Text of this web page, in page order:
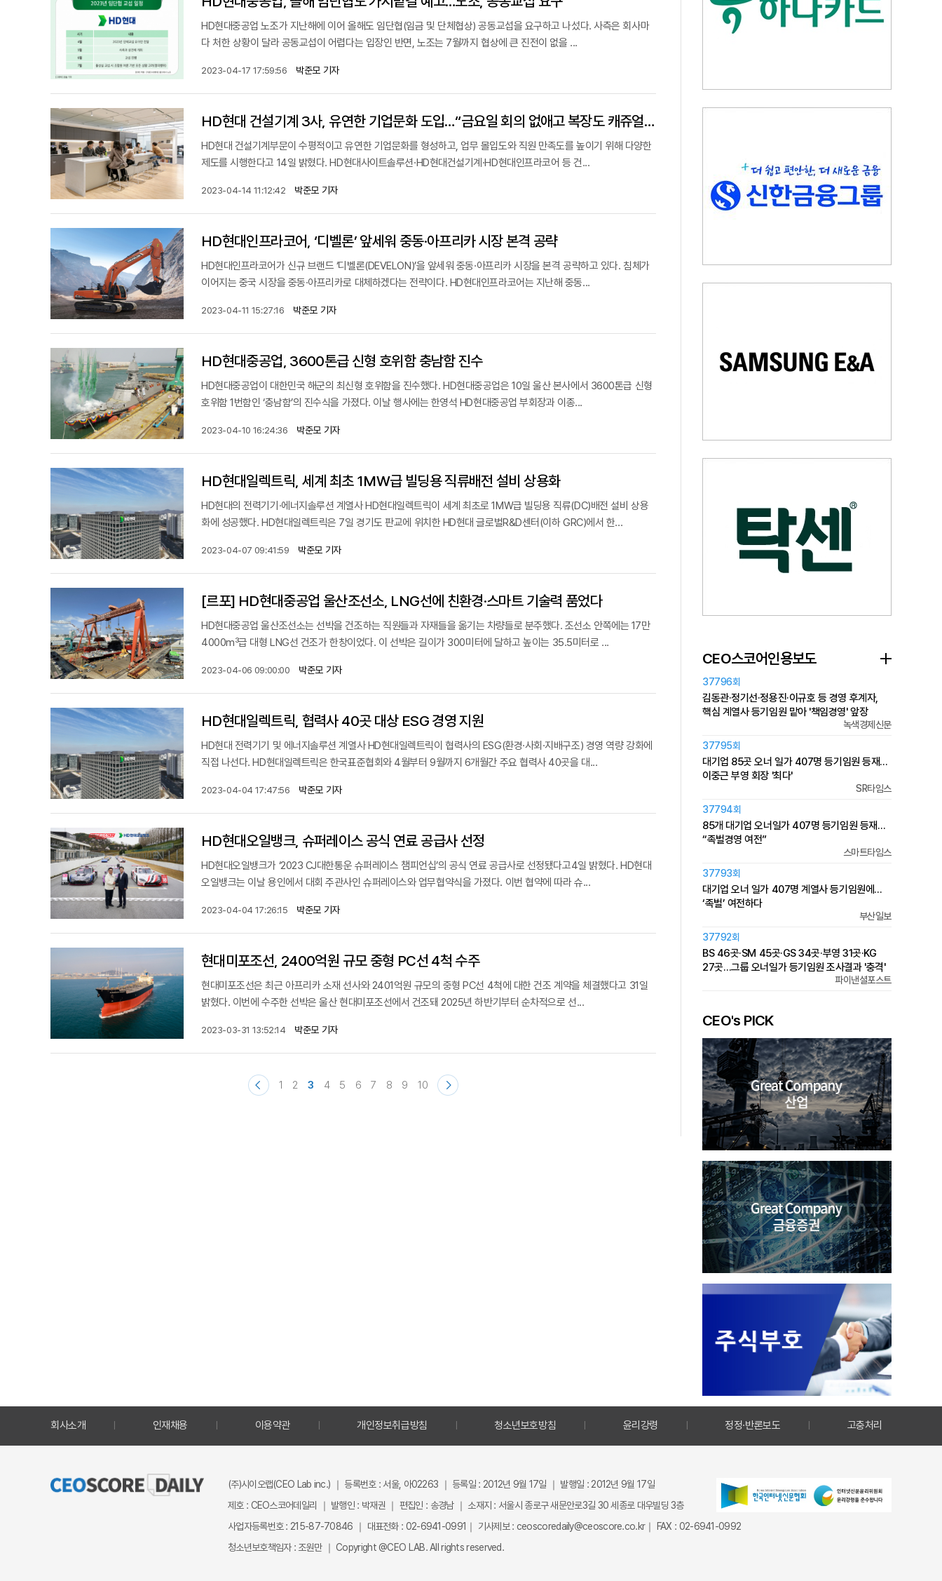
HD현대중공업 노조가 지난해에 이어 올해도 임단협(임금 및 단체협상) 공동교섭을 요구하고 나섰다. 사측은 회사마
다 처한 상황이 달라 공동교섭이 어렵다는 입장인 반면, 노조는 7월까지 협상에 큰 진전이 없을 ...
2023-04-17 17:59:56 박준모 기자
HD현대 건설기계 3사, 유연한 기업문화 도입…“금요일 회의 없애고 복장도 캐쥬얼로”
HD현대 건설기계부문이 수평적이고 유연한 기업문화를 형성하고, 업무 몰입도와 직원 만족도를 높이기 위해 다양한
제도를 시행한다고 14일 밝혔다. HD현대사이트솔루션·HD현대건설기계·HD현대인프라코어 등 건...
2023-04-14 11:12:42 박준모 기자
HD현대인프라코어, ‘디벨론’ 앞세워 중동·아프리카 시장 본격 공략
HD현대인프라코어가 신규 브랜드 ‘디벨론(DEVELON)’을 앞세워 중동·아프리카 시장을 본격 공략하고 있다. 침체가
이어지는 중국 시장을 중동·아프리카로 대체하겠다는 전략이다. HD현대인프라코어는 지난해 중동...
2023-04-11 15:27:16 박준모 기자
HD현대중공업, 3600톤급 신형 호위함 충남함 진수
HD현대중공업이 대한민국 해군의 최신형 호위함을 진수했다. HD현대중공업은 10일 울산 본사에서 3600톤급 신형
호위함 1번함인 ‘충남함’의 진수식을 가졌다. 이날 행사에는 한영석 HD현대중공업 부회장과 이종...
2023-04-10 16:24:36 박준모 기자
HD현대일렉트릭, 세계 최초 1MW급 빌딩용 직류배전 설비 상용화
HD현대의 전력기기·에너지솔루션 계열사 HD현대일렉트릭이 세계 최초로 1MW급 빌딩용 직류(DC)배전 설비 상용
화에 성공했다. HD현대일렉트릭은 7일 경기도 판교에 위치한 HD현대 글로벌R&D센터(이하 GRC)에서 한...
2023-04-07 09:41:59 박준모 기자
[르포] HD현대중공업 울산조선소, LNG선에 친환경·스마트 기술력 품었다
HD현대중공업 울산조선소는 선박을 건조하는 직원들과 자재들을 옮기는 차량들로 분주했다. 조선소 안쪽에는 17만
4000m³급 대형 LNG선 건조가 한창이었다. 이 선박은 길이가 300미터에 달하고 높이는 35.5미터로 ...
2023-04-06 09:00:00 박준모 기자
HD현대일렉트릭, 협력사 40곳 대상 ESG 경영 지원
HD현대 전력기기 및 에너지솔루션 계열사 HD현대일렉트릭이 협력사의 ESG(환경·사회·지배구조) 경영 역량 강화에
직접 나선다. HD현대일렉트릭은 한국표준협회와 4월부터 9월까지 6개월간 주요 협력사 40곳을 대...
2023-04-04 17:47:56 박준모 기자
HD현대오일뱅크, 슈퍼레이스 공식 연료 공급사 선정
HD현대오일뱅크가 ‘2023 CJ대한통운 슈퍼레이스 챔피언십’의 공식 연료 공급사로 선정됐다고4일 밝혔다. HD현대
오일뱅크는 이날 용인에서 대회 주관사인 슈퍼레이스와 업무협약식을 가졌다. 이번 협약에 따라 슈...
2023-04-04 17:26:15 박준모 기자
현대미포조선, 2400억원 규모 중형 PC선 4척 수주
현대미포조선은 최근 아프리카 소재 선사와 2401억원 규모의 중형 PC선 4척에 대한 건조 계약을 체결했다고 31일
밝혔다. 이번에 수주한 선박은 울산 현대미포조선에서 건조돼 2025년 하반기부터 순차적으로 선...
2023-03-31 13:52:14 박준모 기자
1 2 3 4 5 6 7 8 9 10
CEO스코어인용보도
37796회
김동관·정기선·정용진·이규호 등 경영 후계자,
핵심 계열사 등기임원 맡아 '책임경영' 앞장
녹색경제신문
37795회
대기업 85곳 오너 일가 407명 등기임원 등재…
이중근 부영 회장 '최다'
SR타임스
37794회
85개 대기업 오너일가 407명 등기임원 등재…
“족벌경영 여전”
스마트타임스
37793회
대기업 오너 일가 407명 계열사 등기임원에…
‘족벌’ 여전하다
부산일보
37792회
BS 46곳·SM 45곳·GS 34곳·부영 31곳·KG
27곳…그룹 오너일가 등기임원 조사결과 '충격'
파이낸셜포스트
CEO's PICK
회사소개 인재채용 이용약관 개인정보취급방침 청소년보호방침 윤리강령 정정·반론보도 고충처리
(주)시이오랩(CEO Lab inc.) ｜ 등록번호 : 서울, 아02263 ｜ 등록일 : 2012년 9월 17일 ｜ 발행일 : 2012년 9월 17일
제호 : CEO스코어데일리 ｜ 발행인 : 박재권 ｜ 편집인 : 송경남 ｜ 소재지 : 서울시 종로구 새문안로3길 30 세종로 대우빌딩 3층
사업자등록번호 : 215-87-70846 ｜ 대표전화 : 02-6941-0991｜ 기사제보 : ceoscoredaily@ceoscore.co.kr｜ FAX : 02-6941-0992
청소년보호책임자 : 조원만 ｜ Copyright @CEO LAB. All rights reserved.